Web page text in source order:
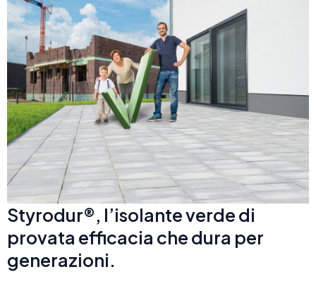
Styrodur®, l’isolante verde di
provata efficacia che dura per
generazioni.